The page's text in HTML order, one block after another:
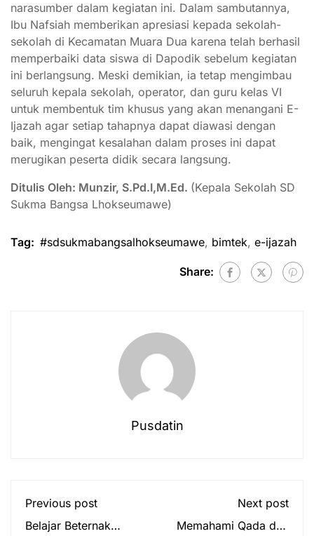
narasumber dalam kegiatan ini. Dalam sambutannya,
Ibu Nafsiah memberikan apresiasi kepada sekolah-
sekolah di Kecamatan Muara Dua karena telah berhasil
memperbaiki data siswa di Dapodik sebelum kegiatan
ini berlangsung. Meski demikian, ia tetap mengimbau
seluruh kepala sekolah, operator, dan guru kelas VI
untuk membentuk tim khusus yang akan menangani E-
Ijazah agar setiap tahapnya dapat diawasi dengan
baik, mengingat kesalahan dalam proses ini dapat
merugikan peserta didik secara langsung.
Ditulis Oleh: Munzir, S.Pd.I,M.Ed. (Kepala Sekolah SD
Sukma Bangsa Lhokseumawe)
Tag: #sdsukmabangsalhokseumawe, bimtek, e-ijazah
Share:
Pusdatin
Previous post
Belajar Beternak
Next post
Memahami Qada dan